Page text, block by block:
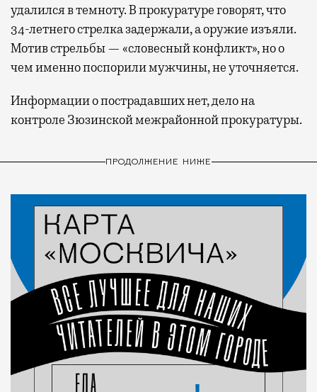
удалился в темноту. В прокуратуре говорят, что
34-летнего стрелка задержали, а оружие изъяли.
Мотив стрельбы — «словесный конфликт», но о
чем именно поспорили мужчины, не уточняется.
Информации о пострадавших нет, дело на
контроле Зюзинской межрайонной прокуратуры.
ПРОДОЛЖЕНИЕ НИЖЕ